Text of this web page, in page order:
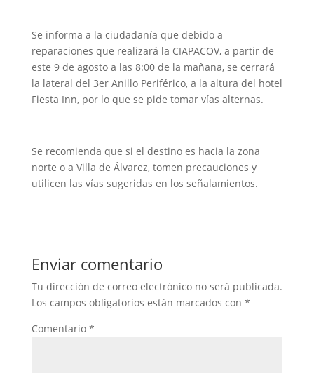
Se informa a la ciudadanía que debido a
reparaciones que realizará la CIAPACOV, a partir de
este 9 de agosto a las 8:00 de la mañana, se cerrará
la lateral del 3er Anillo Periférico, a la altura del hotel
Fiesta Inn, por lo que se pide tomar vías alternas.
Se recomienda que si el destino es hacia la zona
norte o a Villa de Álvarez, tomen precauciones y
utilicen las vías sugeridas en los señalamientos.
Enviar comentario
Tu dirección de correo electrónico no será publicada.
Los campos obligatorios están marcados con *
Comentario *